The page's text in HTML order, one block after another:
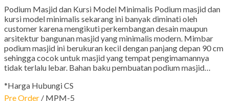
Podium Masjid dan Kursi Model Minimalis Podium masjid dan
kursi model minimalis sekarang ini banyak diminati oleh
customer karena mengikuti perkembangan desain maupun
arsitektur bangunan masjid yang minimalis modern. Mimbar
podium masjid ini berukuran kecil dengan panjang depan 90 cm
sehingga cocok untuk masjid yang tempat pengimamannya
tidak terlalu lebar. Bahan baku pembuatan podium masjid…
*Harga Hubungi CS
Pre Order / MPM-5